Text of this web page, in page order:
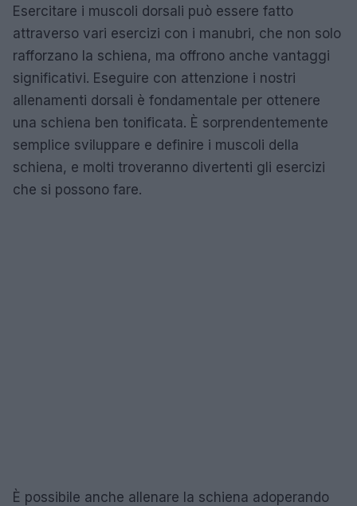
Esercitare i muscoli dorsali può essere fatto
attraverso vari esercizi con i manubri, che non solo
rafforzano la schiena, ma offrono anche vantaggi
significativi. Eseguire con attenzione i nostri
allenamenti dorsali è fondamentale per ottenere
una schiena ben tonificata. È sorprendentemente
semplice sviluppare e definire i muscoli della
schiena, e molti troveranno divertenti gli esercizi
che si possono fare.
È possibile anche allenare la schiena adoperando